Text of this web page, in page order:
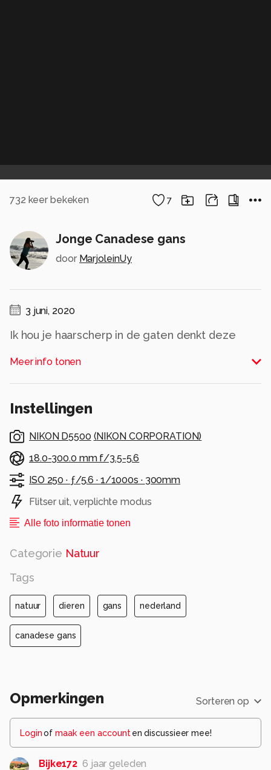
732 keer bekeken 7
Jonge Canadese gans
door MarjoleinUy
3 juni, 2020
Ik hou je haarscherp in de gaten denkt deze
Bedankt voor de leuke reacties op mijn
Alle rechten voorbehouden
Meer info tonen
Instellingen
NIKON D5500 (NIKON CORPORATION)
18.0-300.0 mm f/3.5-5.6
ISO 250 · ƒ/5.6 · 1/1000s · 300mm
Flitser uit, verplichte modus
Alle foto informatie tonen
Categorie Natuur
Tags
natuur dieren gans nederland
canadese gans
Opmerkingen Sorteren op
Loginof maak een account en discussieer mee!
Bijke172 6 jaar geleden